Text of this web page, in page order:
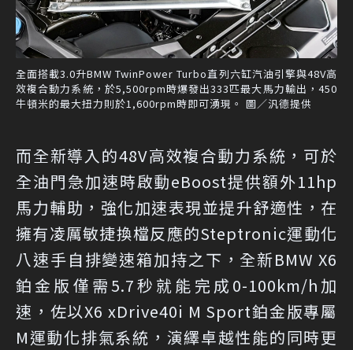
全面搭載3.0升BMW TwinPower Turbo直列六缸汽油引擎與48V高
效複合動力系統，於5,500rpm時爆發出333匹最大馬力輸出，450
牛頓米的最大扭力則於1,600rpm時即可湧現。 圖／汎德提供
而全新導入的48V高效複合動力系統，可於
全油門急加速時啟動eBoost提供額外11hp
馬力輔助，強化加速表現並提升舒適性，在
擁有凌厲敏捷換檔反應的Steptronic運動化
八速手自排變速箱加持之下，全新BMW X6
鉑金版僅需5.7秒就能完成0-100km/h加
速，佐以X6 xDrive40i M Sport鉑金版專屬
M運動化排氣系統，演繹卓越性能的同時更